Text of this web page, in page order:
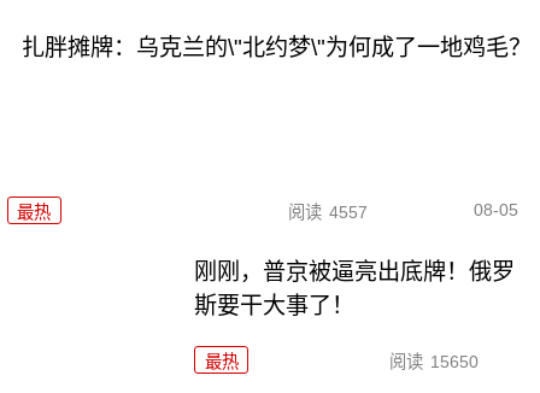
扎胖摊牌：乌克兰的\"北约梦\"为何成了一地鸡毛？
最热 阅读 4557 08-05
刚刚，普京被逼亮出底牌！俄罗
斯要干大事了！
最热 阅读 15650